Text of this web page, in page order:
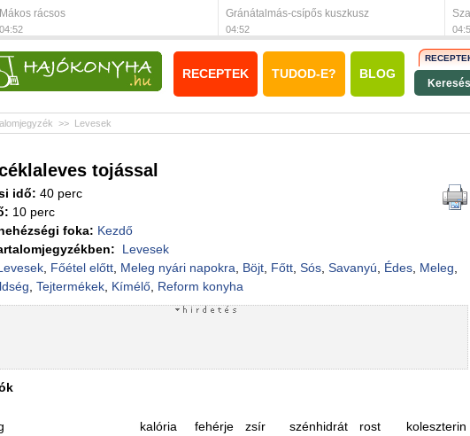
Mákos rácsos
04:52
Gránátalmás-csípős kuszkusz
04:52
RECEPTEK TUDOD-E? BLOG
Keresés
>> Levesek
tojással
idő: 40 perc
10 perc
foka: Kezdő
Levesek
, Főétel előtt, Meleg nyári napokra Böjt, Főtt, Sós, Savanyú Édes, Meleg
Tejtermékek, Kímélő, Reform konyha
kalória
fehérje
zsír
szénhidrát
rost
koleszterin